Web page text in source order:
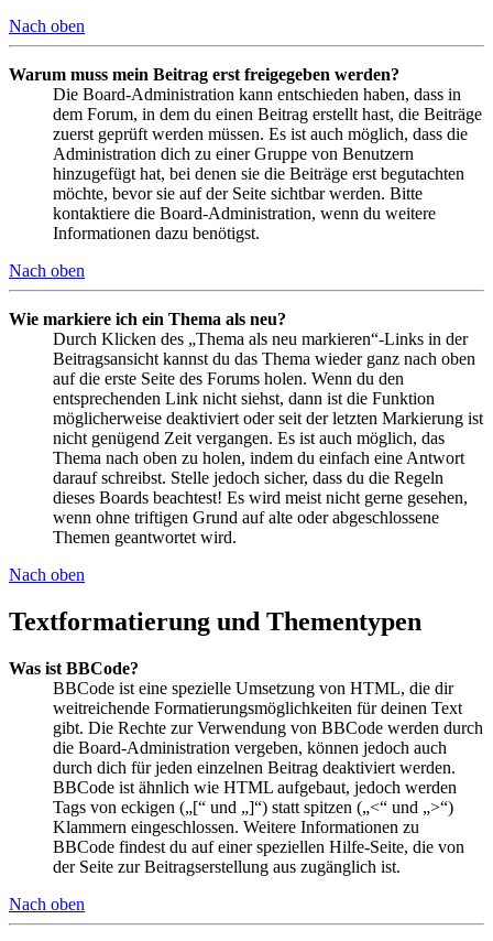
Nach oben
Warum muss mein Beitrag erst freigegeben werden?
Die Board-Administration kann entschieden haben, dass in
dem Forum, in dem du einen Beitrag erstellt hast, die Beiträge
zuerst geprüft werden müssen. Es ist auch möglich, dass die
Administration dich zu einer Gruppe von Benutzern
hinzugefügt hat, bei denen sie die Beiträge erst begutachten
möchte, bevor sie auf der Seite sichtbar werden. Bitte
kontaktiere die Board-Administration, wenn du weitere
Informationen dazu benötigst.
Nach oben
Wie markiere ich ein Thema als neu?
Durch Klicken des „Thema als neu markieren“-Links in der
Beitragsansicht kannst du das Thema wieder ganz nach oben
auf die erste Seite des Forums holen. Wenn du den
entsprechenden Link nicht siehst, dann ist die Funktion
möglicherweise deaktiviert oder seit der letzten Markierung ist
nicht genügend Zeit vergangen. Es ist auch möglich, das
Thema nach oben zu holen, indem du einfach eine Antwort
darauf schreibst. Stelle jedoch sicher, dass du die Regeln
dieses Boards beachtest! Es wird meist nicht gerne gesehen,
wenn ohne triftigen Grund auf alte oder abgeschlossene
Themen geantwortet wird.
Nach oben
Textformatierung und Thementypen
Was ist BBCode?
BBCode ist eine spezielle Umsetzung von HTML, die dir
weitreichende Formatierungsmöglichkeiten für deinen Text
gibt. Die Rechte zur Verwendung von BBCode werden durch
die Board-Administration vergeben, können jedoch auch
durch dich für jeden einzelnen Beitrag deaktiviert werden.
BBCode ist ähnlich wie HTML aufgebaut, jedoch werden
Tags von eckigen („[“ und „]“) statt spitzen („<“ und „>“)
Klammern eingeschlossen. Weitere Informationen zu
BBCode findest du auf einer speziellen Hilfe-Seite, die von
der Seite zur Beitragserstellung aus zugänglich ist.
Nach oben